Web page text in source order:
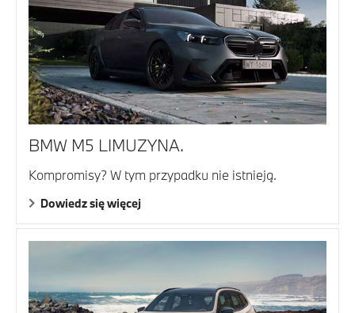
BMW M5 LIMUZYNA.
Kompromisy? W tym przypadku nie istnieją.
Dowiedz się więcej